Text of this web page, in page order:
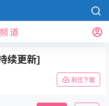
道
续更新]
前往下载